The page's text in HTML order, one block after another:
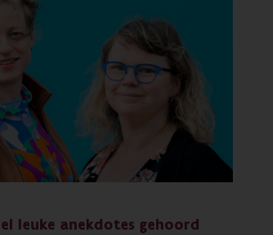
leuke anekdotes gehoord